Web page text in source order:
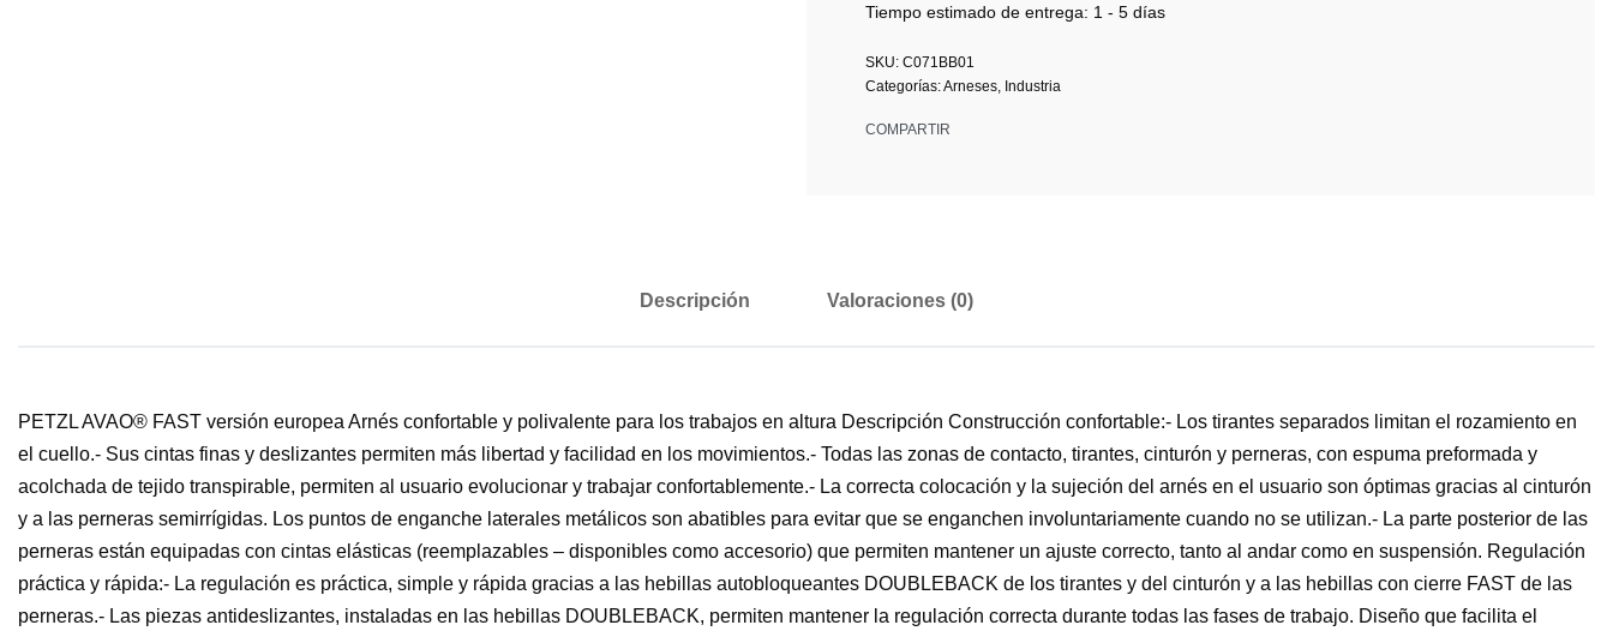
Tiempo estimado de entrega: 1 - 5 días
C071BB01
Categorías:Arneses, Industria
COMPARTIR
Descripción Valoraciones (0)
PETZL AVAO® FAST versión europea Arnés confortable y polivalente para los trabajos en altura Descripción Construcción confortable:- Los tirantes separados limitan el rozamiento en
el cuello.- Sus cintas finas y deslizantes permiten más libertad y facilidad en los movimientos.- Todas las zonas de contacto, tirantes, cinturón y perneras, con espuma preformada y
acolchada de tejido transpirable, permiten al usuario evolucionar y trabajar confortablemente.- La correcta colocación y la sujeción del arnés en el usuario son óptimas gracias al cinturón
y a las perneras semirrígidas. Los puntos de enganche laterales metálicos son abatibles para evitar que se enganchen involuntariamente cuando no se utilizan.- La parte posterior de las
perneras están equipadas con cintas elásticas (reemplazables – disponibles como accesorio) que permiten mantener un ajuste correcto, tanto al andar como en suspensión. Regulación
práctica y rápida:- La regulación es práctica, simple y rápida gracias a las hebillas autobloqueantes DOUBLEBACK de los tirantes y del cinturón y a las hebillas con cierre FAST de las
perneras.- Las piezas antideslizantes, instaladas en las hebillas DOUBLEBACK, permiten mantener la regulación correcta durante todas las fases de trabajo. Diseño que facilita el